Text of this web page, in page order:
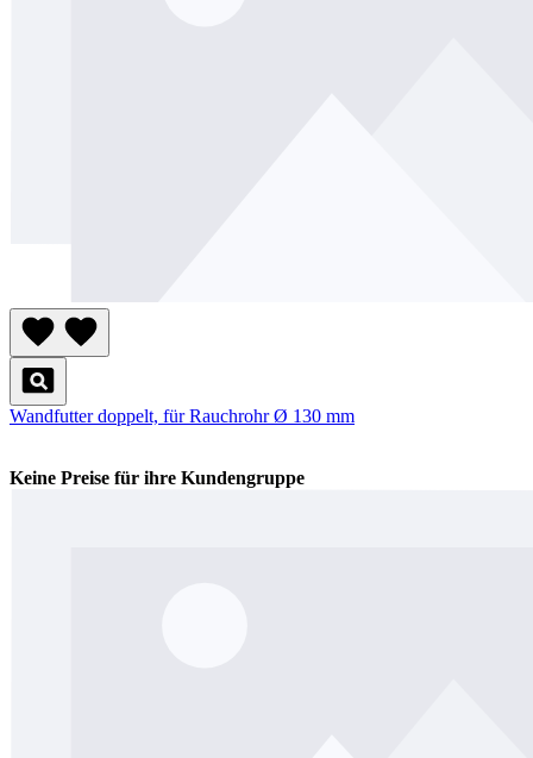
Wandfutter doppelt, für Rauchrohr Ø 130 mm
Keine Preise für ihre Kundengruppe